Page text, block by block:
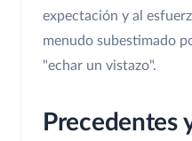
expectación y al
menudo subestimado
"echar un vistazo".
Precedentes